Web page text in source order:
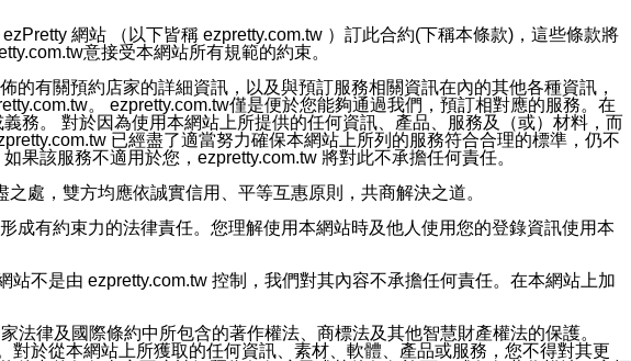
參考。您能依照該資料或電子郵件所指示之方法、說明或功能連結，隨時
。
以下三個條件者，將可收到通知型訊息。
網站 （以下皆稱 ezpretty.com.tw ）訂此合約(下稱本條款)，這些條款將
意接受本網站所有規範的約束。
有關預約店家的詳細資訊，以及與預訂服務相關資訊在內的其他各種資訊，
。 ezpretty.com.tw僅是便於您能夠通過我們，預訂相對應的服務。在
務。 對於因為使用本網站上所提供的任何資訊、產品、服務及（或）材料，而
已經盡了適當努力確保本網站上所列的服務符合合理的標準，仍不
果該服務不適用於您，ezpretty.com.tw 將對此不承擔任何責任。
處，雙方均應依誠實信用、平等互惠原則，共商解決之道。
成有約束力的法律責任。您理解使用本網站時及他人使用您的登錄資訊使用本
不是由 ezpretty.com.tw 控制，我們對其內容不承擔任何責任。在本網站上加
律及國際條約中所包含的著作權法、商標法及其他智慧財產權法的保護。
於從本網站上所獲取的任何資訊、素材、軟體、產品或服務，您不得對其更